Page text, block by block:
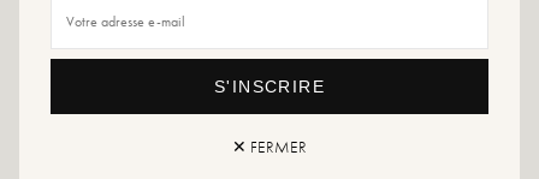
17,99 €
S'INSCRIRE
✕ FERMER